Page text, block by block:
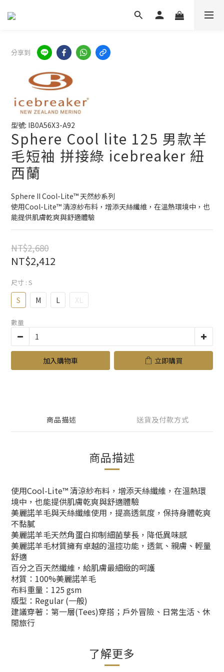
分享到
型號: IB0A56X3-A92
Sphere Cool lite 125 男款羊
毛短袖 拼接綠 icebreaker 紐
西蘭
Sphere II Cool-Lite™ 天然紗系列
使用Cool-Lite™ 清涼紗布料，增添天絲纖維，在溫熱環境中，也
能提供肌膚乾爽與舒適體驗
NT$2,680
NT$2,412
尺寸 : S
S M L XL
數量
加入購物車 立即購買
商品描述 送貨及付款方式
商品描述
使用Cool-Lite™ 清涼紗布料，增添天絲纖維，在溫熱環
境中，也能提供肌膚乾爽與舒適體驗
美麗諾羊毛與天絲纖維使用，提高透氣度，保持身體乾爽
不黏膩
美麗諾羊毛天然角蛋白抑制細菌孳長，降低異味感
美麗諾羊毛材質擁有卓越的溫控功能，透氣、親膚、輕量
舒適
百分之百天然纖維，給肌膚最細緻的呵護
材質：100%美麗諾羊毛
布料重量：125 gsm
版型：Regular (一般)
建議穿著：第一層(Tees)穿搭；戶外冒險、日常生活、休
閒旅行
了解更多